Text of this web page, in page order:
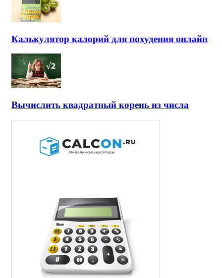
Калькулятор калорий для похудения онлайн
Вычислить квадратный корень из числа